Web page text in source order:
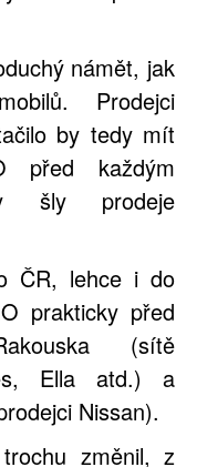
námět, jak
Prodejci
by tedy mít
před každým
šly prodeje
ČR, lehce i do
prakticky před
(sítě
Ella atd.) a
Nissan).
změnil, z